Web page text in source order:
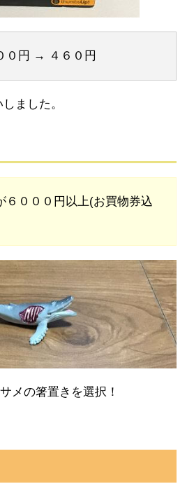
０円 → ４６０円
ました。
６０００円以上(お買物券込
メの箸置きを選択！